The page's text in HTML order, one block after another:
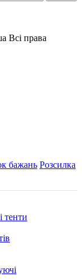
Всі права
бажань Розсилка
тенти